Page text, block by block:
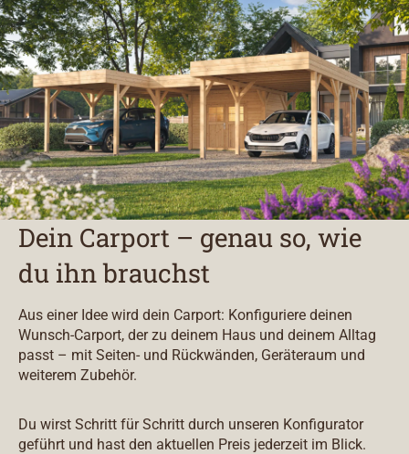
Dein Carport – genau so, wie
du ihn brauchst
Aus einer Idee wird dein Carport: Konfiguriere deinen
Wunsch-Carport, der zu deinem Haus und deinem Alltag
passt – mit Seiten- und Rückwänden, Geräteraum und
weiterem Zubehör.
Du wirst Schritt für Schritt durch unseren Konfigurator
geführt und hast den aktuellen Preis jederzeit im Blick.